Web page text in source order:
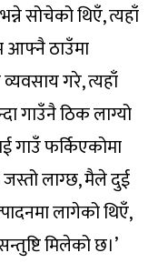
सोचेको थिएँ, त्यहाँ
आफ्नै ठाउँमा
गरे, त्यहाँ
गाउँनै ठिक लाग्यो
गाउँ फर्किएकोमा
लाग्छ, मैले दुई
लागेको थिएँ,
मिलेको छ।’